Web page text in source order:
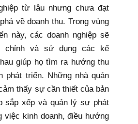
từ lâu nhưng chưa đạt
về doanh thu. Trong vùng
này, các doanh nghiệp sẽ
chỉnh và sử dụng các kế
giúp họ tìm ra hướng thu
phát triển. Những nhà quản
thấy sự cần thiết của bản
sắp xếp và quản lý sự phát
việc kinh doanh, điều hướng